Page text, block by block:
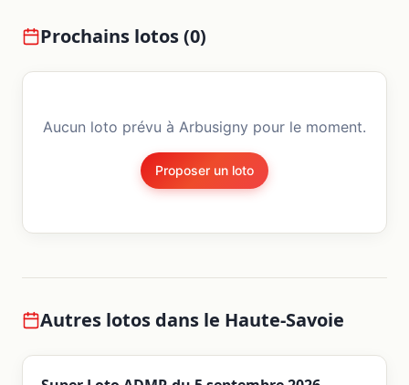
Prochains lotos (0)
Aucun loto prévu à Arbusigny pour le moment.
Proposer un loto
Autres lotos dans le Haute-Savoie